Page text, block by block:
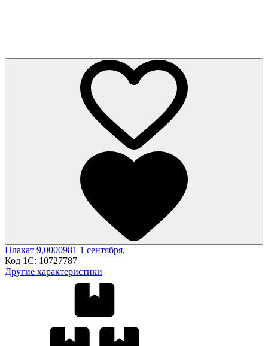
Плакат 9,0000981 1 сентября,
Код 1С: 10727787
Другие характеристики